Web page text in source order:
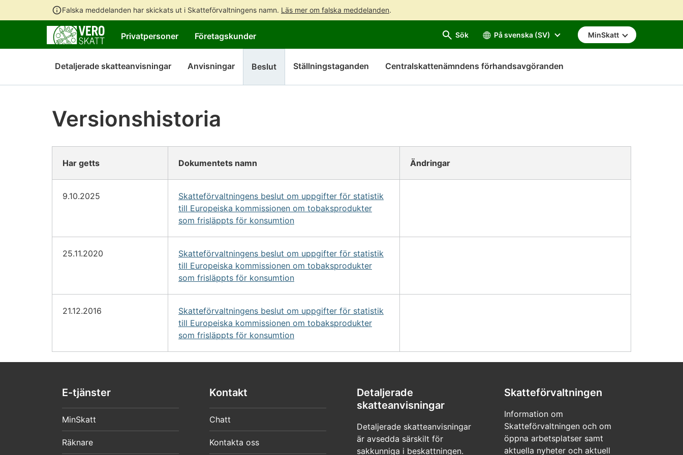
Falska meddelanden har skickats ut i Skatteförvaltningens namn. Läs mer om falska meddelanden.
till
innehållet
hela
webbplatsens
Privatpersoner Företagskunder Sök På svenska (SV) MinSkatt
Detaljerade skatteanvisningar Anvisningar Beslut Ställningstaganden Centralskattenämndens förhandsavgöranden
Versionshistoria
Har getts Dokumentets namn Ändringar
9.10.2025
Skatteförvaltningens beslut om uppgifter för statistik
till Europeiska kommissionen om tobaksprodukter
som frisläppts för konsumtion
25.11.2020
Skatteförvaltningens beslut om uppgifter för statistik
till Europeiska kommissionen om tobaksprodukter
som frisläppts för konsumtion
21.12.2016
Skatteförvaltningens beslut om uppgifter för statistik
till Europeiska kommissionen om tobaksprodukter
som frisläppts för konsumtion
E-tjänster
MinSkatt
Räknare
Kontakt
Chatt
Kontakta oss
Detaljerade
skatteanvisningar
Detaljerade skatteanvisningar
är avsedda särskilt för
sakkunniga i beskattningen.
Skatteförvaltningen
Information om
Skatteförvaltningen och om
öppna arbetsplatser samt
aktuella nyheter och aktuell